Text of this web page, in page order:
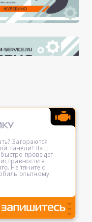
Загораются
панели? Наш
проведет
в
Не тяните с
опытному